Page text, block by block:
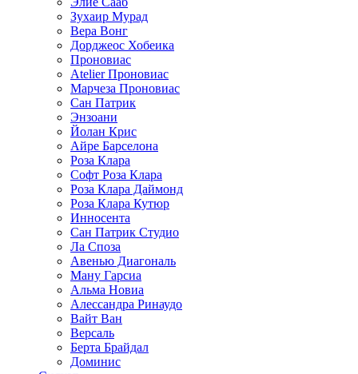
Зухаир Мурад
Вера Вонг
Дорджеос Хобеика
Проновиас
Atelier Проновиас
Марчеза Проновиас
Сан Патрик
Энзоани
Йолан Крис
Айре Барселона
Роза Клара
Софт Роза Клара
Роза Клара Даймонд
Роза Клара Кутюр
Инносента
Сан Патрик Студио
Ла Споза
Авенью Диагональ
Ману Гарсиа
Альма Новиа
Алессандра Ринаудо
Вайт Ван
Версаль
Берта Брайдал
Доминис